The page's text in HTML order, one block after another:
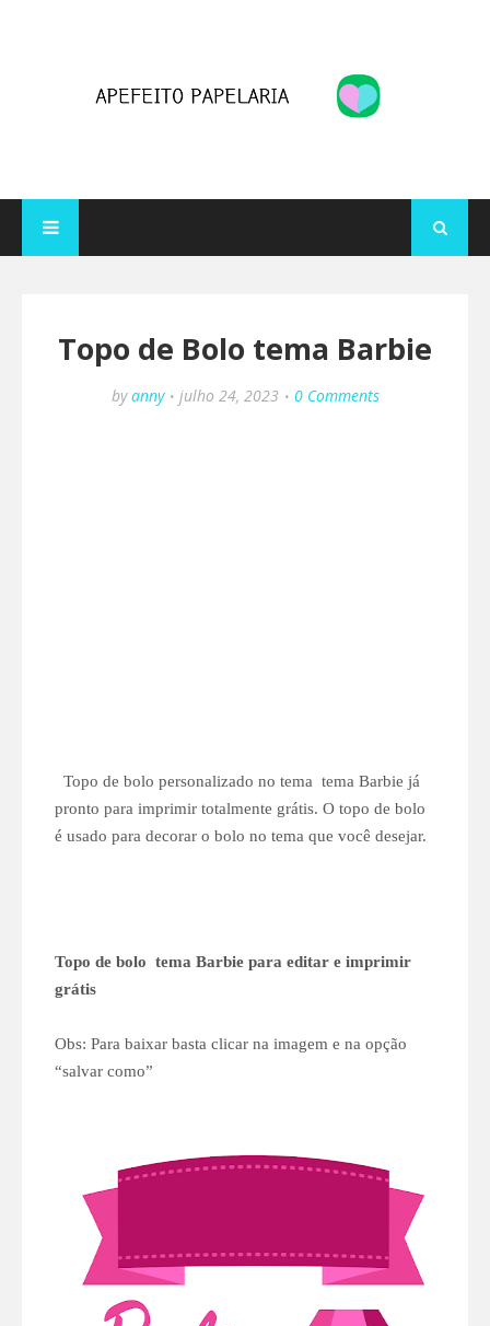
Topo de Bolo tema Barbie
by anny julho 24, 2023 0 Comments
Topo de bolo personalizado no tema tema Barbie já
pronto para imprimir totalmente grátis. O topo de bolo
é usado para decorar o bolo no tema que você desejar.
Topo de bolo tema Barbie para editar e imprimir
grátis
Obs: Para baixar basta clicar na imagem e na opção
“salvar como”